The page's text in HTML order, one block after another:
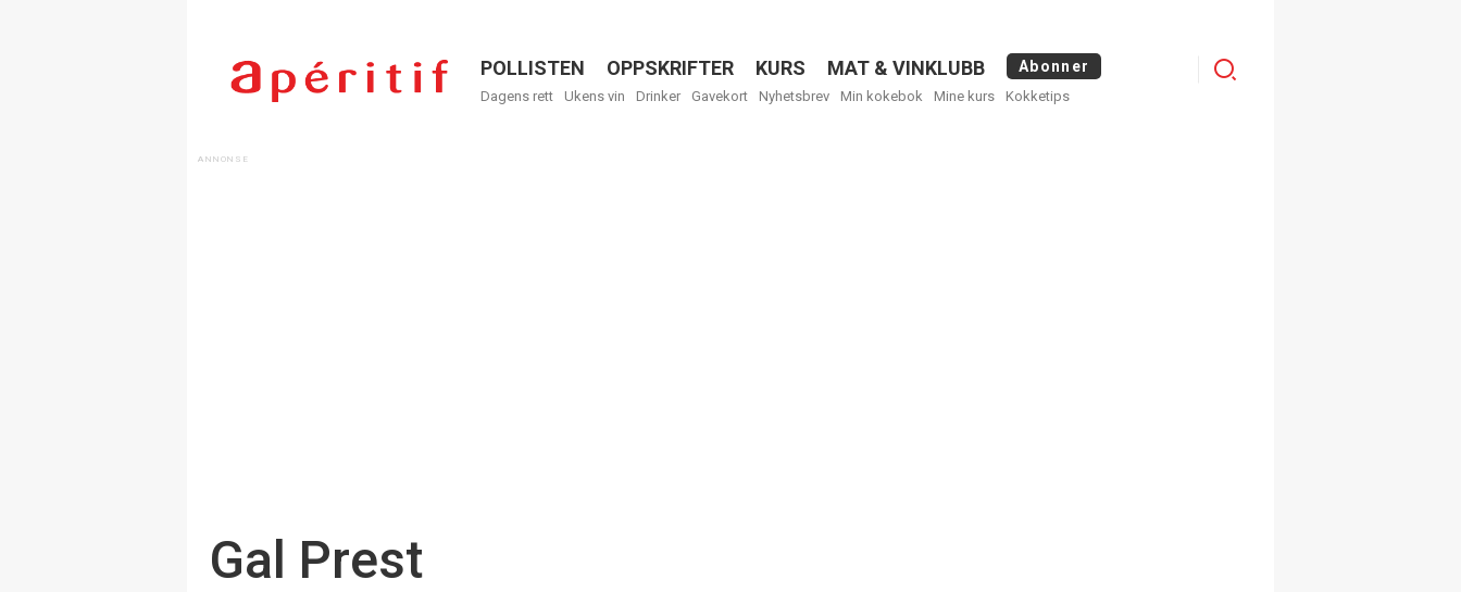
Menu
POLLISTEN OPPSKRIFTER KURS MAT & VINKLUBB Abonner
Dagens rett Ukens vin Drinker Gavekort Nyhetsbrev Min kokebok Mine kurs Kokketips
Logg
Gal Prest